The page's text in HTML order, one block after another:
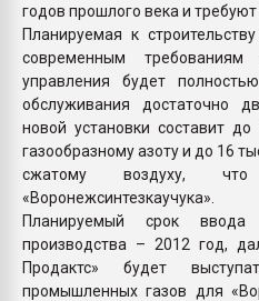
годов прошлого века и
Планируемая к
современным
управления будет
обслуживания достаточно
новой установки составит
газообразному азоту и до 16
сжатому воздуху, что
«Воронежсинтезкаучука».
Планируемый срок
производства – 2012 год,
Продактс» будет
промышленных газов для